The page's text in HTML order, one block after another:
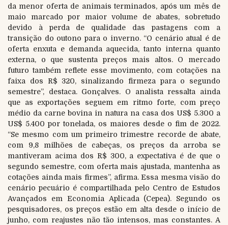
da menor oferta de animais terminados, após um mês de
maio marcado por maior volume de abates, sobretudo
devido à perda de qualidade das pastagens com a
transição do outono para o inverno. “O cenário atual é de
oferta enxuta e demanda aquecida, tanto interna quanto
externa, o que sustenta preços mais altos. O mercado
futuro também reflete esse movimento, com cotações na
faixa dos R$ 320, sinalizando firmeza para o segundo
semestre”, destaca. Gonçalves. O analista ressalta ainda
que as exportações seguem em ritmo forte, com preço
médio da carne bovina in natura na casa dos US$ 5.300 a
US$ 5.400 por tonelada, os maiores desde o fim de 2022.
“Se mesmo com um primeiro trimestre recorde de abate,
com 9,8 milhões de cabeças, os preços da arroba se
mantiveram acima dos R$ 300, a expectativa é de que o
segundo semestre, com oferta mais ajustada, mantenha as
cotações ainda mais firmes”, afirma. Essa mesma visão do
cenário pecuário é compartilhada pelo Centro de Estudos
Avançados em Economia Aplicada (Cepea). Segundo os
pesquisadores, os preços estão em alta desde o início de
junho, com reajustes não tão intensos, mas constantes. A